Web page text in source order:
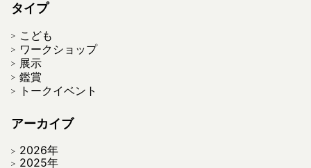
タイプ
こども
ワークショップ
展示
鑑賞
トークイベント
アーカイブ
2026年
2025年